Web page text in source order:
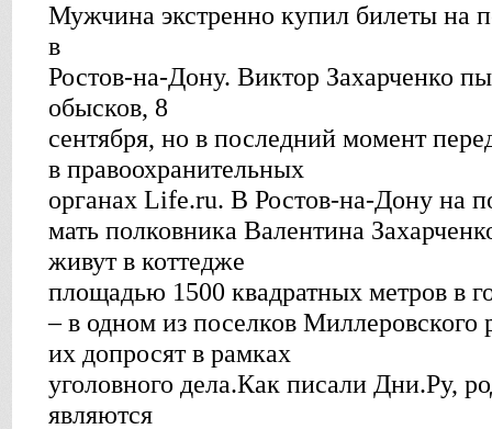
Мужчина экстренно купил билеты на
в
Ростов-на-Дону. Виктор Захарченко
обысков, 8
сентября, но в последний момент
в правоохранительных
органах Life.ru. В Ростов-на-Дону на
мать полковника Валентина
живут в коттедже
площадью 1500 квадратных метров в
– в одном из поселков
их допросят в рамках
уголовного дела.Как писали Дни.Ру,
являются